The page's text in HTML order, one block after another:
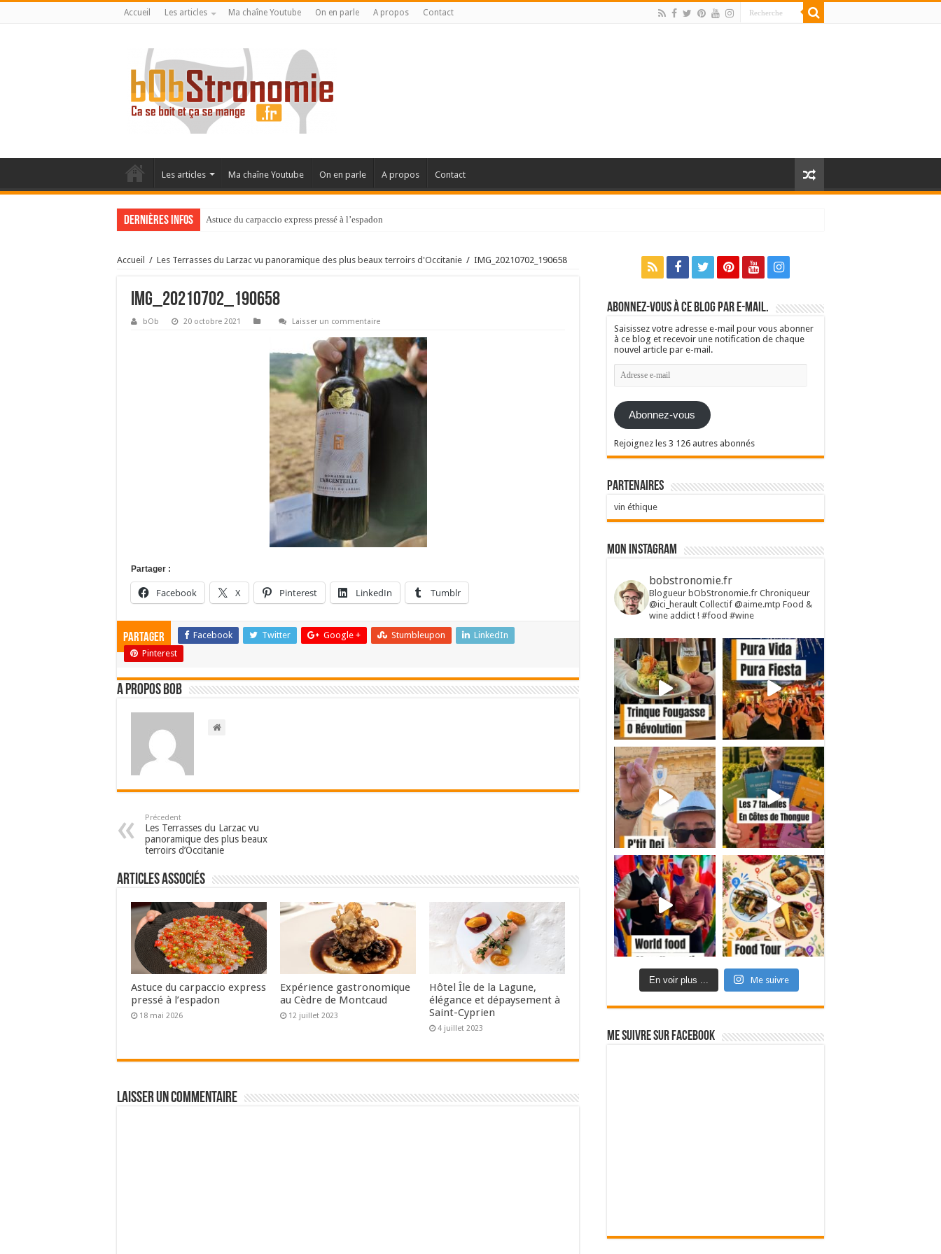
Accueil Les articles Ma chaîne Youtube On en parle A propos Contact
Les articles Ma chaîne Youtube On en parle A propos Contact
Dernières infos Astuce du carpaccio express pressé à l’espadon
Accueil / Les Terrasses du Larzac vu panoramique des plus beaux terroirs d'Occitanie / IMG_20210702_190658
IMG_20210702_190658
bOb 20 octobre 2021 Laisser un commentaire
Partager :
Facebook X Pinterest LinkedIn Tumblr
Partager Facebook Twitter Google + Stumbleupon
LinkedIn
Pinterest
A propos bOb
Précedent
Les Terrasses du Larzac vu
panoramique des plus beaux
terroirs d’Occitanie
Articles associés
Astuce du carpaccio express
pressé à l’espadon
18 mai 2026
Expérience gastronomique
au Cèdre de Montcaud
12 juillet 2023
Hôtel Île de la Lagune,
élégance et dépaysement à
Saint-Cyprien
4 juillet 2023
Laisser un commentaire
Abonnez-vous à ce blog par e-mail.
Saisissez votre adresse e-mail pour vous abonner
à ce blog et recevoir une notification de chaque
nouvel article par e-mail.
Adresse
e-
Abonnez-vous
Rejoignez les 3 126 autres abonnés
Partenaires
vin éthique
Mon Instagram
bobstronomie.fr
Blogueur bObStronomie.fr Chroniqueur
@ici_herault Collectif @aime.mtp Food &
wine addict ! #food #wine
En voir plus ... Me suivre
Me suivre sur Facebook